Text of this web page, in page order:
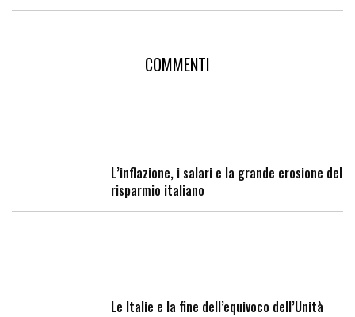
COMMENTI
L’inflazione, i salari e la grande erosione del
risparmio italiano
Le Italie e la fine dell’equivoco dell’Unità